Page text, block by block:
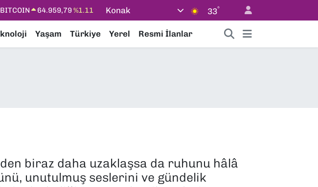
DOLAR
47,7436 %0.18
EURO
55,2510%0.32
STERLİN
64,4811%0.38
Konak 33°
Yaşam Türkiye Yerel Resmi İlanlar
biraz daha uzaklaşsa da ruhunu hâlâ
unutulmuş seslerini ve gündelik